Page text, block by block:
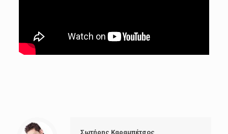
Σωτήρης Καραμπέτσος